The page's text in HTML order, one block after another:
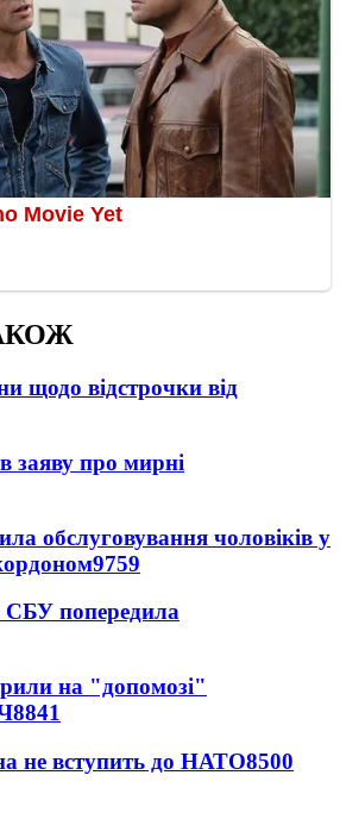
щодо відстрочки від
заяву про мирні
обслуговування чоловіків у
9759
попередила
на "допомозі"
8841
не вступить до НАТО8500